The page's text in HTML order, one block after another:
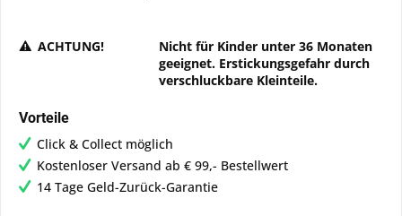
ACHTUNG!
Nicht für Kinder unter 36 Monaten
geeignet. Erstickungsgefahr durch
verschluckbare Kleinteile.
Vorteile
Click & Collect möglich
Kostenloser Versand ab € 99,- Bestellwert
14 Tage Geld-Zurück-Garantie